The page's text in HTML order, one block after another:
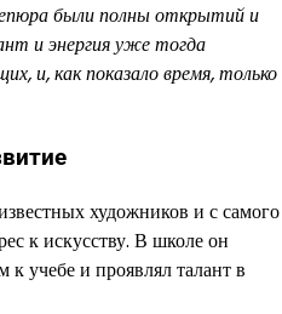
были полны открытий и
и энергия уже тогда
и, как показало время, только
художников и с самого
к искусству. В школе он
к учебе и проявлял талант в